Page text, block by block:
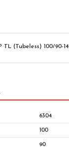
TL (Tubeless) 100/90-14
6304
100
90